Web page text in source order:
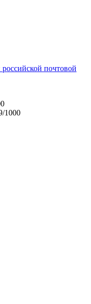
почтовой
1000